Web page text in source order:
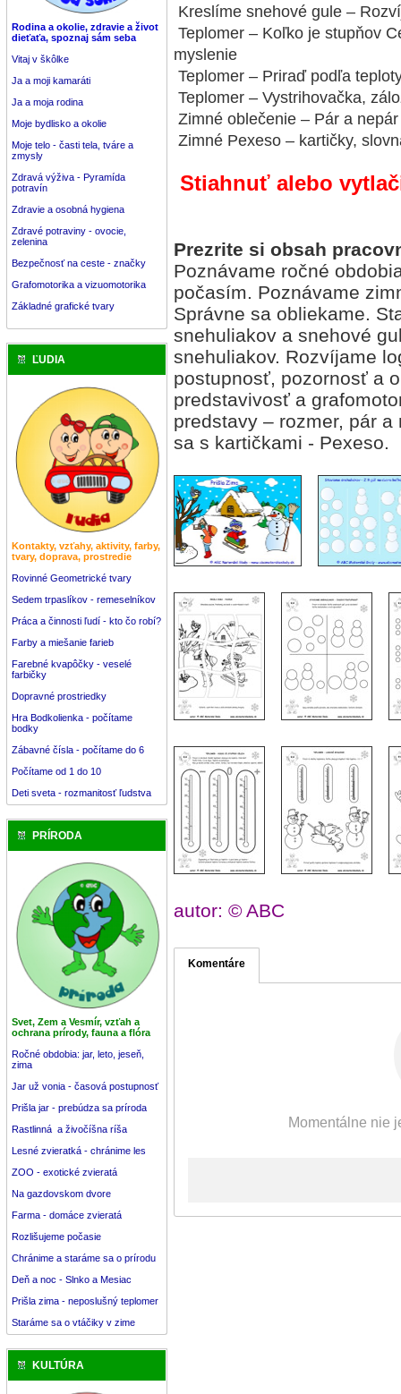
Rodina a okolie, zdravie a život
dieťaťa, spoznaj sám seba
Vitaj v škôlke
Ja a moji kamaráti
Ja a moja rodina
Moje bydlisko a okolie
Moje telo - časti tela, tváre a
zmysly
Zdravá výživa - Pyramída
potravín
Zdravie a osobná hygiena
Zdravé potraviny - ovocie,
zelenina
Bezpečnosť na ceste - značky
Grafomotorika a vizuomotorika
Základné grafické tvary
ĽUDIA
Kontakty, vzťahy, aktivity, farby,
tvary, doprava, prostredie
Rovinné Geometrické tvary
Sedem trpaslíkov - remeselníkov
Práca a činnosti ľudí - kto čo robí?
Farby a miešanie farieb
Farebné kvapôčky - veselé
farbičky
Dopravné prostriedky
Hra Bodkolienka - počítame
bodky
Zábavné čísla - počítame do 6
Počítame od 1 do 10
Deti sveta - rozmanitosť ľudstva
PRÍRODA
Svet, Zem a Vesmír, vzťah a
ochrana prírody, fauna a flóra
Ročné obdobia: jar, leto, jeseň,
zima
Jar už vonia - časová postupnosť
Prišla jar - prebúdza sa príroda
Rastlinná a živočíšna ríša
Lesné zvieratká - chránime les
ZOO - exotické zvieratá
Na gazdovskom dvore
Farma - domáce zvieratá
Rozlišujeme počasie
Chránime a staráme sa o prírodu
Deň a noc - Slnko a Mesiac
Prišla zima - neposlušný teplomer
Staráme sa o vtáčiky v zime
KULTÚRA
Kreslíme snehové gule –
Teplomer – Koľko je stupňov
myslenie
Teplomer – Priraď podľa
Teplomer – Vystrihovačka,
Zimné oblečenie – Pár a
Zimné Pexeso – kartičky,
Stiahnuť alebo
Prezrite si obsah
Poznávame ročné
počasím. Poznávame
Správne sa obliekame.
snehuliakov a snehové
snehuliakov. Rozvíjame
postupnosť, pozornosť a
predstavivosť a
predstavy – rozmer, pár
sa s kartičkami - Pexeso.
autor: © ABC
Komentáre
Momentálne nie